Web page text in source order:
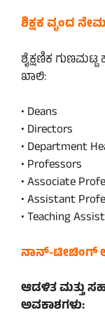
ಶಿಕ್ಷಕ ವೃಂದ
ಶೈಕ್ಷಣಿಕ
ಖಾಲಿ:
• Deans
• Directors
• Department
• Professors
• Associate
• Assistant
• Teaching
ನಾನ್-ಟೀಚಿಂಗ್
ಆಡಳಿತ ಮತ್ತು
ಅವಕಾಶಗಳು: